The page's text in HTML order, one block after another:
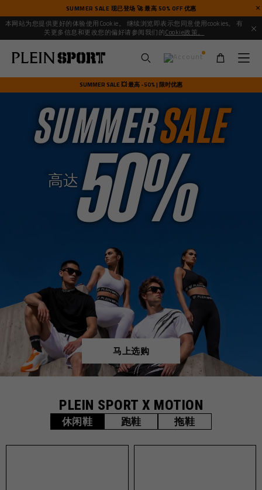
SUMMER SALE 现已登场 🚀 最高 50% OFF 优惠
本网站为您提供更好的体验使用Cookie。 继续浏览即表示您同意使用cookies。 有
关更多信息和更改您的偏好请参阅我们的Cookie政策。
s
e
m
e
n
u
SUMMER SALE 💥 最高 -50% | 限时优惠
SUMMERSALE
高达50%
马上选购
PLEIN SPORT X MOTION
休闲鞋 跑鞋 拖鞋